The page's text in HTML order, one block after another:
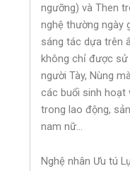
ngưỡng) và Then
nghệ thường ngày
sáng tác dựa trên
không chỉ được
người Tày, Nùng
các buổi sinh hoạt
trong lao động,
nam nữ…
Nghệ nhân Ưu tú